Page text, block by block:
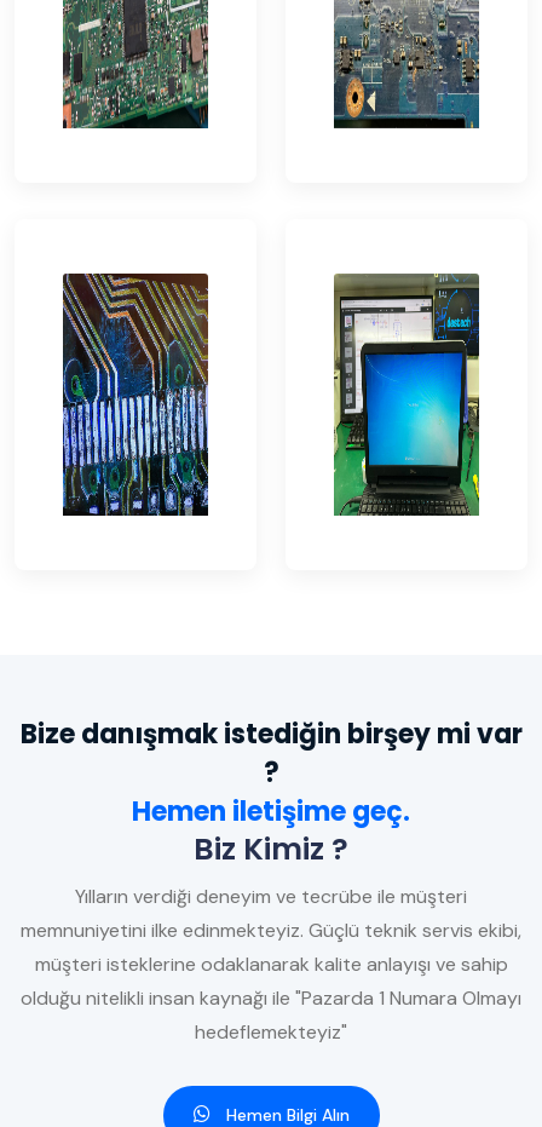
Bize danışmak istediğin birşey mi var
?
Hemen iletişime geç.
Biz Kimiz ?
Yılların verdiği deneyim ve tecrübe ile müşteri
memnuniyetini ilke edinmekteyiz. Güçlü teknik servis ekibi,
müşteri isteklerine odaklanarak kalite anlayışı ve sahip
olduğu nitelikli insan kaynağı ile "Pazarda 1 Numara Olmayı
hedeflemekteyiz"
Hemen Bilgi Alın